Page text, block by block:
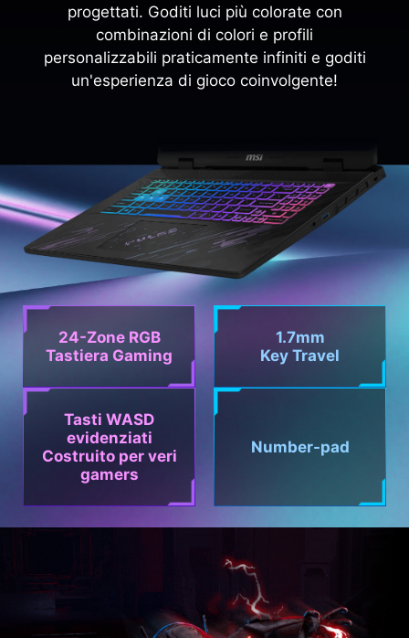
progettati. Goditi luci più colorate con
combinazioni di colori e profili
personalizzabili praticamente infiniti e goditi
un'esperienza di gioco coinvolgente!
24-Zone RGB
Tastiera Gaming
1.7mm
Key Travel
Tasti WASD
evidenziati
Costruito per veri
gamers
Number-pad